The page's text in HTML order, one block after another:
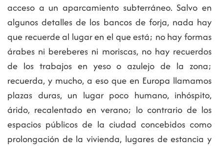
acceso a un aparcamiento subterráneo. Salvo en
algunos detalles de los bancos de forja, nada hay
que recuerde al lugar en el que está; no hay formas
árabes ni bereberes ni moriscas, no hay recuerdos
de los trabajos en yeso o azulejo de la zona;
recuerda, y mucho, a eso que en Europa llamamos
plazas duras, un lugar poco humano, inhóspito,
árido, recalentado en verano; lo contrario de los
espacios públicos de la ciudad concebidos como
prolongación de la vivienda, lugares de estancia y